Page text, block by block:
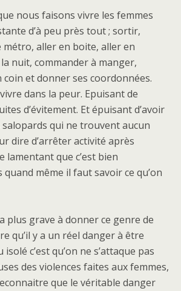
nous faisons vivre les femmes
d’à peu près tout ; sortir,
aller en boite, aller en
nuit, commander à manger,
et donner ses coordonnées.
dans la peur. Epuisant de
d’évitement. Et épuisant d’avoir
salopards qui ne trouvent aucun
dire d’arrêter activité après
lamentant que c’est bien
même il faut savoir ce qu’on
plus grave à donner ce genre de
qu’il y a un réel danger à être
c’est qu’on ne s’attaque pas
des violences faites aux femmes,
que le véritable danger